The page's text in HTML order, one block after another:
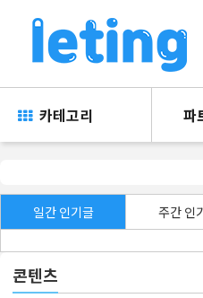
카테고리 파
일간 인기글 주간 인
콘텐츠